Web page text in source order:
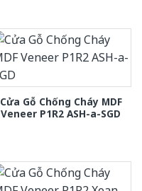
Cửa Gỗ Chống Cháy MDF
Veneer P1R2 ASH-a-SGD